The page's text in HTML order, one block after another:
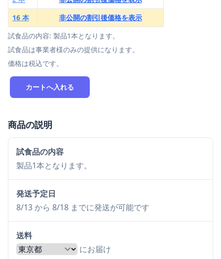
16 本
非公開の割引後価格を表示
試食品の内容: 製品1本となります。
試食品は事業者様のみの提供になります。
価格は税込です。
カートへ入れる
商品の説明
試食品の内容
製品1本となります。
発送予定日
8/13 から 8/18 までに発送が可能です
送料
にお届け